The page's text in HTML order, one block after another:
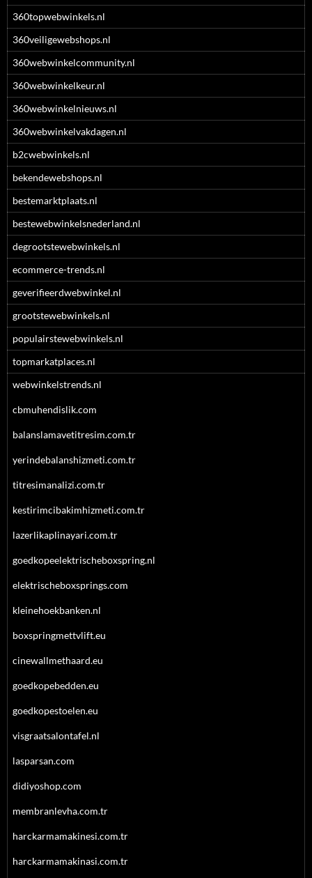
360topwebwinkels.nl
360veiligewebshops.nl
360webwinkelcommunity.nl
360webwinkelkeur.nl
360webwinkelnieuws.nl
360webwinkelvakdagen.nl
b2cwebwinkels.nl
bekendewebshops.nl
bestemarktplaats.nl
bestewebwinkelsnederland.nl
degrootstewebwinkels.nl
ecommerce-trends.nl
geverifieerdwebwinkel.nl
grootstewebwinkels.nl
populairstewebwinkels.nl
topmarkatplaces.nl
webwinkelstrends.nl
cbmuhendislik.com
balanslamavetitresim.com.tr
yerindebalanshizmeti.com.tr
titresimanalizi.com.tr
kestirimcibakimhizmeti.com.tr
lazerlikaplinayari.com.tr
goedkopeelektrischeboxspring.nl
elektrischeboxsprings.com
kleinehoekbanken.nl
boxspringmettvlift.eu
cinewallmethaard.eu
goedkopebedden.eu
goedkopestoelen.eu
visgraatsalontafel.nl
lasparsan.com
didiyoshop.com
membranlevha.com.tr
harckarmamakinesi.com.tr
harckarmamakinasi.com.tr